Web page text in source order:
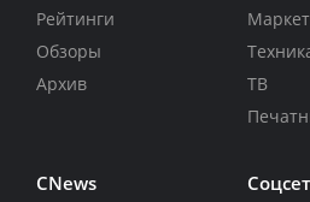
Рейтинги
Обзоры
Архив
Маркет
ТВ
CNews